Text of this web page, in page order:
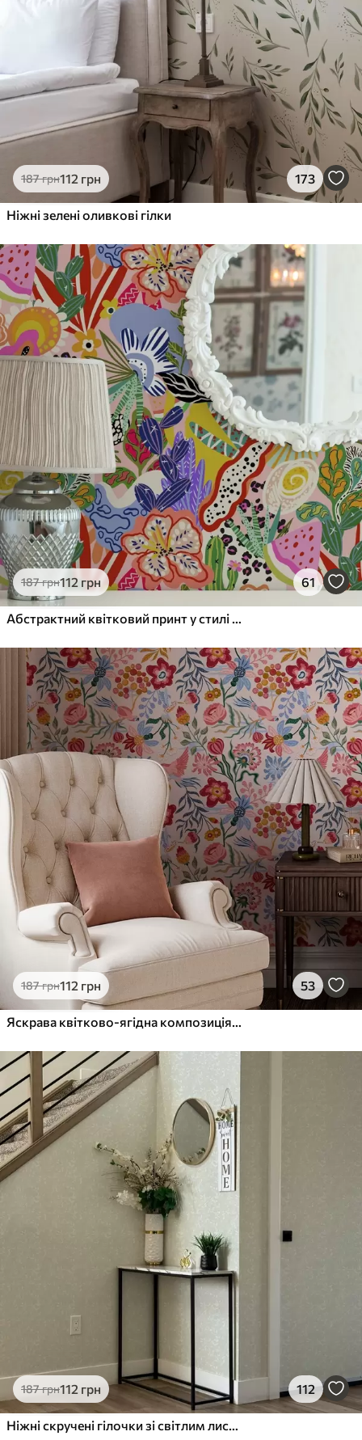
187грн112 грн 173
Ніжні зелені оливкові гілки
187грн112 грн 61
Абстрактний квітковий принт у стилі поп-арт
187грн112 грн 53
Яскрава квітково-ягідна композиція з папугами
187грн112 грн 112
Ніжні скручені гілочки зі світлим листям